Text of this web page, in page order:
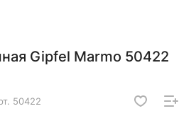
Gipfel Marmo 50422
50422